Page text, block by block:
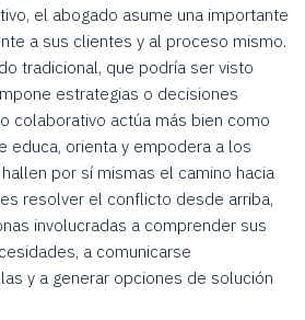
el abogado asume una importante
a sus clientes y al proceso mismo.
tradicional, que podría ser visto
estrategias o decisiones
colaborativo actúa más bien como
educa, orienta y empodera a los
por sí mismas el camino hacia
resolver el conflicto desde arriba,
involucradas a comprender sus
a comunicarse
y a generar opciones de solución